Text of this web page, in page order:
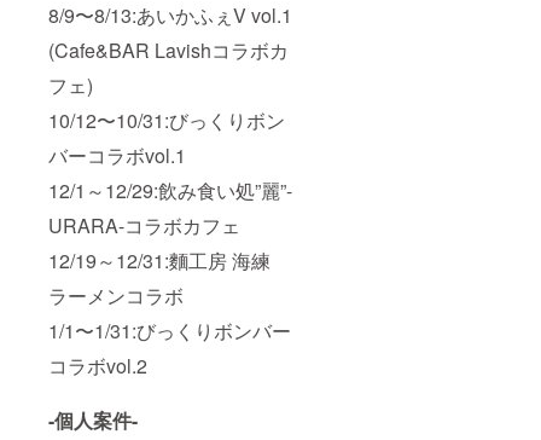
8/9〜8/13:あいかふぇV vol.1
(Cafe&BAR Lavishコラボカ
フェ)
10/12〜10/31:びっくりボン
バーコラボvol.1
12/1～12/29:飲み食い処”麗”-
URARA-コラボカフェ
12/19～12/31:麵工房 海練
ラーメンコラボ
1/1〜1/31:びっくりボンバー
コラボvol.2
-個人案件-